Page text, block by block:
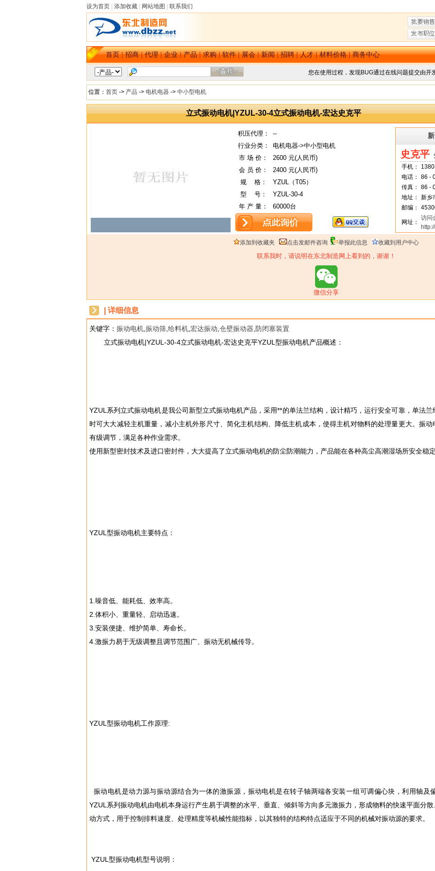
设为首页 添加收藏 网站地图 联系我们
首页|招商|代理|企业|产品|求购|软件|展会|新闻|招聘|人才|材料价格|商务中心
您在使用过程，发现BUG通过在线问题提交由
位置： 首页 -> 产品 -> 电机电器 -> 中小型电机
立式振动电机|YZUL-30-4立式振动电机-宏达史克平
积压代理：
--
行业分类：
电机电器->中小型电机
市 场 价：
2600 元(人民币)
会 员 价：
2400 元(人民币)
规
格：
YZUL（T05）
型
号：
YZUL-30-4
年 产 量：
60000台
史克平
手机：
电话：
86 -
传真：
86 -
地址：
新乡
邮编：
网址：
访问
添加到收藏夹 点击发邮件咨询 举报此信息 收藏到用户中心
联系我时，请说明在东北制造网上看到的，谢谢！
微信分享
| 详细信息
关键字： 振动电机 振动筛 给料机 宏达振动 仓壁振动器 防闭塞装置
立式振动电机|YZUL-30-4立式振动电机-宏达史克平YZUL型振动电机产品概述：
YZUL系列立式振动电机是我公司新型立式振动电机产品，采用**的单法兰结构，设计精巧，运行安全可靠，单法
时可大大减轻主机重量，减小主机外形尺寸、简化主机结构、降低主机成本，使得主机对物料的处理量更大。振
有级调节，满足各种作业需求。
使用新型密封技术及进口密封件，大大提高了立式振动电机的防尘防潮能力，产品能在各种高尘高潮湿场所安全稳
YZUL型振动电机主要特点：
1.噪音低、能耗低、效率高。
2.体积小、重量轻、启动迅速。
3.安装便捷、维护简单、寿命长。
4.激振力易于无级调整且调节范围广、振动无机械传导。
YZUL型振动电机工作原理:
振动电机是动力源与振动源结合为一体的激振源，振动电机是在转子轴两端各安装一组可调偏心块，利用轴及
YZUL系列振动电机由电机本身运行产生易于调整的水平、垂直、倾斜等方向多元激振力，形成物料的快速平面分
动方式，用于控制排料速度、处理精度等机械性能指标，以其独特的结构特点适应于不同的机械对振动源的要求。
YZUL型振动电机型号说明：